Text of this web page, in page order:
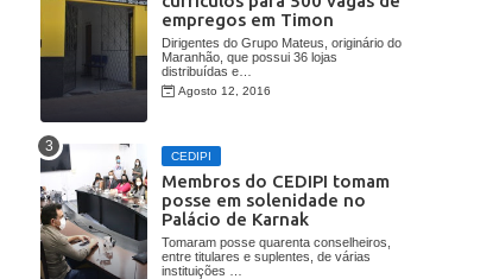
empregos em Timon
Dirigentes do Grupo Mateus, originário do
Maranhão, que possui 36 lojas
distribuídas e…
Agosto 12, 2016
CEDIPI
Membros do CEDIPI tomam
posse em solenidade no
Palácio de Karnak
Tomaram posse quarenta conselheiros,
entre titulares e suplentes, de várias
instituições …